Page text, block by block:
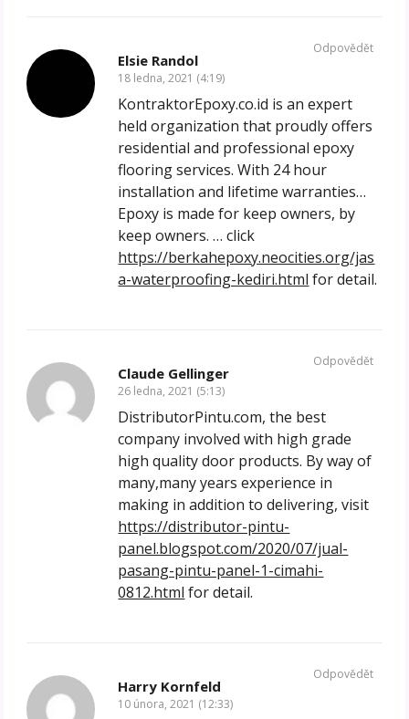
Elsie Randol
18 ledna, 2021 (4:19)
KontraktorEpoxy.co.id is an expert
held organization that proudly offers
residential and professional epoxy
flooring services. With 24 hour
installation and lifetime warranties…
Epoxy is made for keep owners, by
keep owners. … click
https://berkahepoxy.neocities.org/jas
a-waterproofing-kediri.html for detail.
Odpovědět
Claude Gellinger
26 ledna, 2021 (5:13)
DistributorPintu.com, the best
company involved with high grade
high quality door products. By way of
many,many years experience in
making in addition to delivering, visit
https://distributor-pintu-
panel.blogspot.com/2020/07/jual-
pasang-pintu-panel-1-cimahi-
0812.html for detail.
Odpovědět
Harry Kornfeld
10 února, 2021 (12:33)
Odpovědět